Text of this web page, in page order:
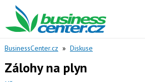
BusinessCenter.cz » Diskuse
Zálohy na plyn